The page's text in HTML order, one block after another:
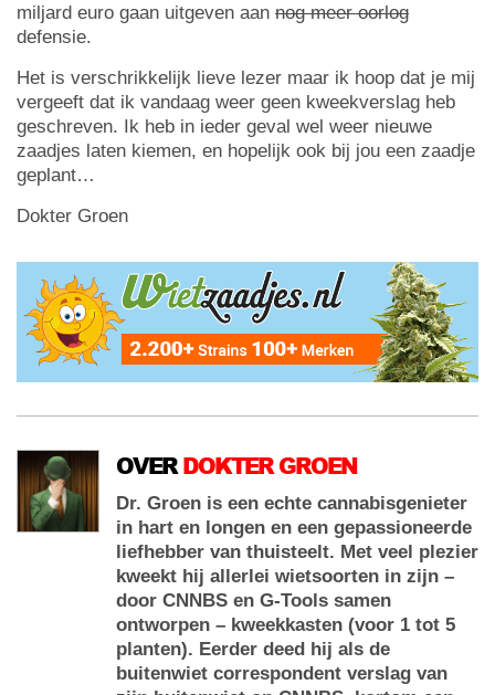
miljard euro gaan uitgeven aan nog meer oorlog
defensie.
Het is verschrikkelijk lieve lezer maar ik hoop dat je mij
vergeeft dat ik vandaag weer geen kweekverslag heb
geschreven. Ik heb in ieder geval wel weer nieuwe
zaadjes laten kiemen, en hopelijk ook bij jou een zaadje
geplant…
Dokter Groen
OVERDOKTER GROEN
Dr. Groen is een echte cannabisgenieter
in hart en longen en een gepassioneerde
liefhebber van thuisteelt. Met veel plezier
kweekt hij allerlei wietsoorten in zijn –
door CNNBS en G-Tools samen
ontworpen – kweekkasten (voor 1 tot 5
planten). Eerder deed hij als de
buitenwiet correspondent verslag van